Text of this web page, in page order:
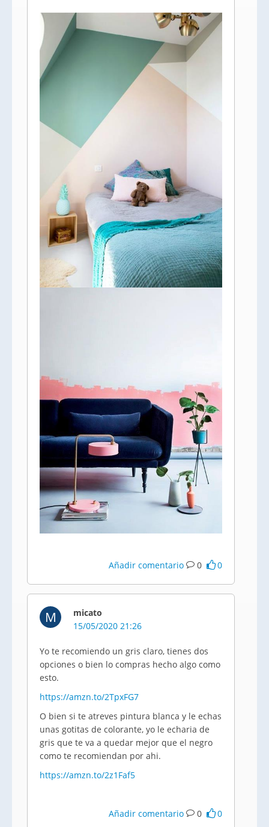
Añadir comentario 0 0
M
micato
15/05/2020 21:26
Yo te recomiendo un gris claro, tienes dos
opciones o bien lo compras hecho algo como
esto.
https://amzn.to/2TpxFG7
O bien si te atreves pintura blanca y le echas
unas gotitas de colorante, yo le echaria de
gris que te va a quedar mejor que el negro
como te recomiendan por ahi.
https://amzn.to/2z1Faf5
Añadir comentario 0 0